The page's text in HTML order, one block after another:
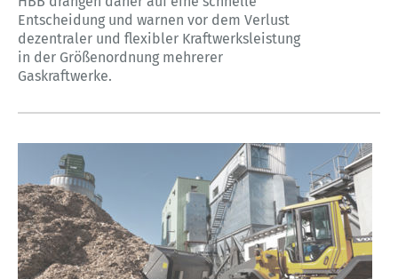
Entscheidung und warnen vor dem Verlust
dezentraler und flexibler Kraftwerksleistung
in der Größenordnung mehrerer
Gaskraftwerke.